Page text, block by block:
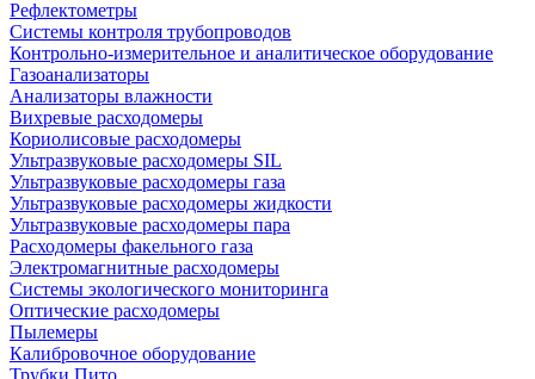
Рефлектометры
Системы контроля трубопроводов
Контрольно-измерительное и аналитическое оборудование
Газоанализаторы
Анализаторы влажности
Вихревые расходомеры
Кориолисовые расходомеры
Ультразвуковые расходомеры SIL
Ультразвуковые расходомеры газа
Ультразвуковые расходомеры жидкости
Ультразвуковые расходомеры пара
Расходомеры факельного газа
Электромагнитные расходомеры
Системы экологического мониторинга
Оптические расходомеры
Пылемеры
Калибровочное оборудование
Трубки Пито